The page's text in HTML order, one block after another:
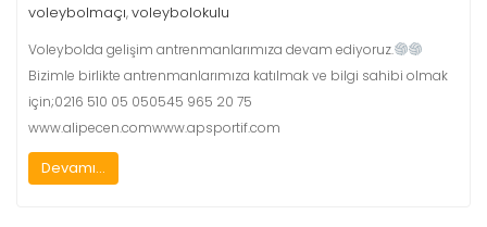
voleybolmaçı,voleybolokulu
Voleybolda gelişim antrenmanlarımıza devam ediyoruz.
Bizimle birlikte antrenmanlarımıza katılmak ve bilgi sahibi olmak
için;0216 510 05 050545 965 20 75
www.alipecen.comwww.apsportif.com
Devamı...